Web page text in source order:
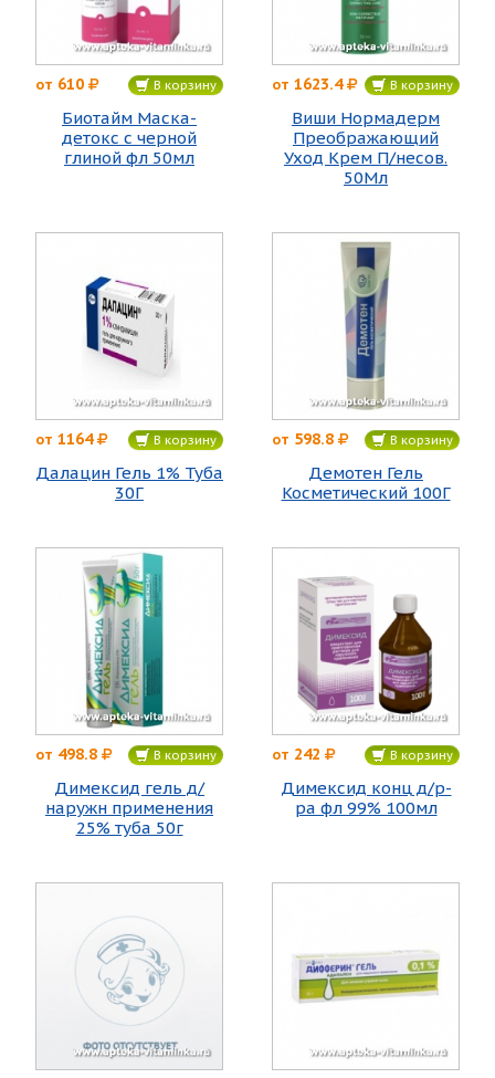
от 610 В корзину
Биотайм Маска-
детокс с черной
глиной фл 50мл
от 1623.4 В корзину
Виши Нормадерм
Преображающий
Уход Крем П/несов.
50Мл
от 1164 В корзину
Далацин Гель 1% Туба
30Г
от 598.8 В корзину
Демотен Гель
Косметический 100Г
от 498.8 В корзину
Димексид гель д/
наружн применения
25% туба 50г
от 242 В корзину
Димексид конц д/р-
ра фл 99% 100мл